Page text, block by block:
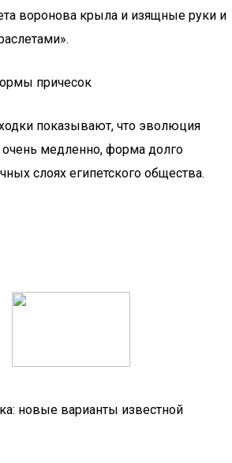
воронова крыла и изящные руки и
причесок
показывают, что эволюция
очень медленно, форма долго
слоях египетского общества.
новые варианты известной